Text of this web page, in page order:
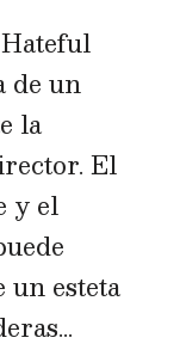
de un
la
El
y el
un esteta